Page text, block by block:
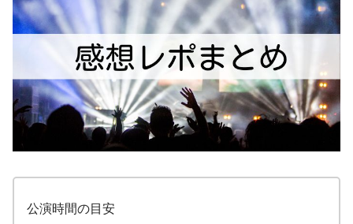
公演時間の目安